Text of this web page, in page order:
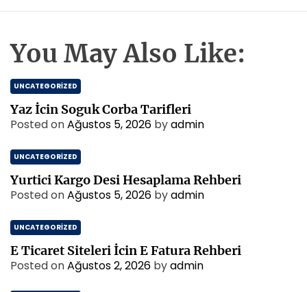
You May Also Like:
UNCATEGORIZED
Yaz İcin Soguk Corba Tarifleri
Posted onAğustos 5, 2026 byadmin
UNCATEGORIZED
Yurtici Kargo Desi Hesaplama Rehberi
Posted onAğustos 5, 2026 byadmin
UNCATEGORIZED
E Ticaret Siteleri İcin E Fatura Rehberi
Posted onAğustos 2, 2026 byadmin